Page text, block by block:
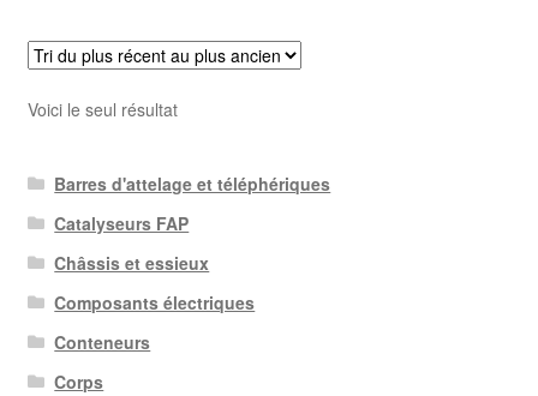
Voici le seul résultat
Barres d'attelage et téléphériques
Catalyseurs FAP
Châssis et essieux
Composants électriques
Conteneurs
Corps